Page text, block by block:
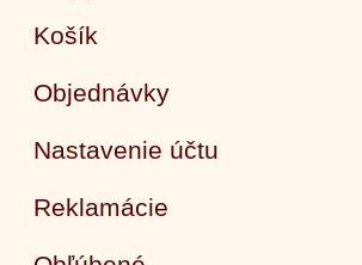
Košík
Objednávky
Nastavenie účtu
Reklamácie